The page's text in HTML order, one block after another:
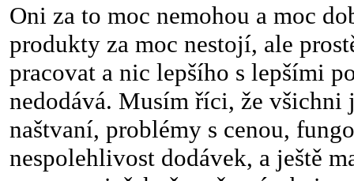
Oni za to moc nemohou a moc
produkty za moc nestojí, ale
pracovat a nic lepšího s lepšími
nedodává. Musím říci, že všichni
naštvaní, problémy s cenou,
nespolehlivost dodávek, a ještě